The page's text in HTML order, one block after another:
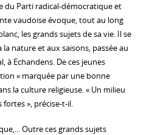
du Parti radical-démocratique et
vaudoise évoque, tout au long
les grands sujets de sa vie. Il se
nature et aux saisons, passée au
Echandens. De ces jeunes
« marquée par une bonne
la culture religieuse. « Un milieu
fortes », précise-t-il.
Outre ces grands sujets